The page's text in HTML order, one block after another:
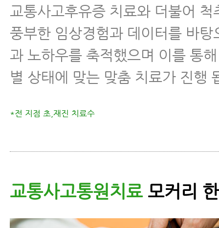
교통사고후유증 치료와 더불어 척
풍부한 임상경험과 데이터를 바탕
과 노하우를 축적했으며 이를 통
별 상태에 맞는 맞춤 치료가 진행
*전 지점 초,재진 치료수
교통사고통원치료모커리